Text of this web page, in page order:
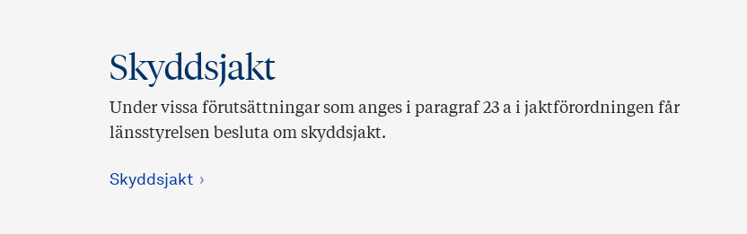
Skyddsjakt
Under vissa förutsättningar som anges i paragraf 23 a i jaktförordningen får
länsstyrelsen besluta om skyddsjakt.
Skyddsjakt